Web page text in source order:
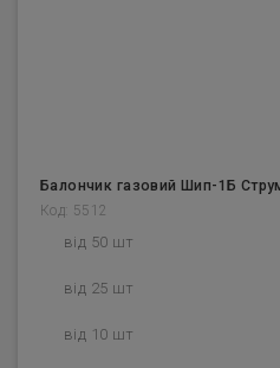
Балончик газовий Шип-1Б
Код: 5512
від 50 шт
від 25 шт
від 10 шт